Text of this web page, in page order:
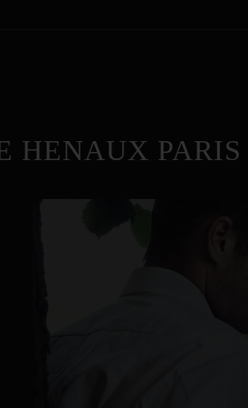
HENAUX